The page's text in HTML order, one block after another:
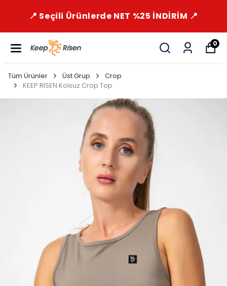
📍 Seçili Ürünlerde NET %25 İNDİRİM 📍
0
Tüm Ürünler Üst Grup
Crop
KEEP RISEN Kolsuz Crop Top